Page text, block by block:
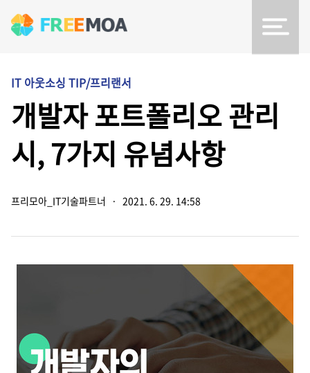
IT 아웃소싱 TIP/프리랜서
개발자 포트폴리오 관리
시, 7가지 유념사항
프리모아_IT기술파트너 · 2021. 6. 29. 14:58